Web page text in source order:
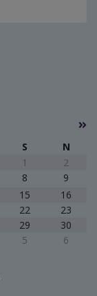
S
N
1
2
8
9
15
16
22
23
29
30
5 6